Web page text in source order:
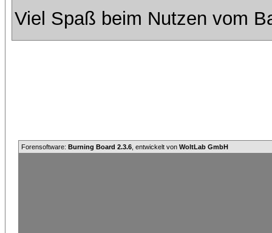
Viel Spaß beim Nutzen vom
Forensoftware: Burning Board 2.3.6 , entwickelt von WoltLab GmbH